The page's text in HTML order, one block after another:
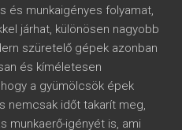
és munkaigényes folyamat,
járhat, különösen nagyobb
szüretelő gépek azonban
és kíméletesen
a gyümölcsök épek
nemcsak időt takarít meg,
munkaerő-igényét is, ami